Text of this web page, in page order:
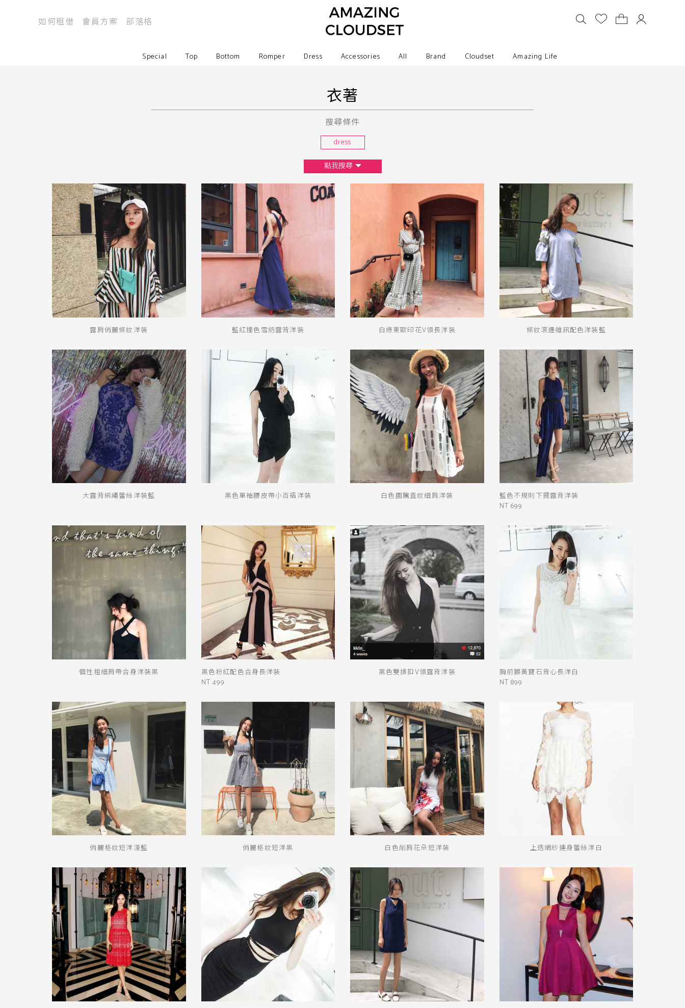
如何租借 會員方案 部落格
Special Top Bottom Romper Dress Accessories All Brand Cloudset Amazing Life
衣著
搜尋條件
dress
點我搜尋
尺寸
XS F
白 棕 紫 金
銀 黃 米 藍 灰 粉紅
標籤
平肩 寬鬆
荷葉袖
長洋裝
露背 綁帶
露肩俏麗條紋洋裝 藍紅撞色雪紡露背洋裝 白綠東歐印花V領長洋裝 條紋滾邊雜訊配色洋裝藍
大露背綁繩蕾絲洋裝藍 黑色單袖腰皮帶小百褶洋裝 白色圖騰直紋細肩洋裝
藍色不規則下擺露背洋裝
NT 699
個性粗細肩帶合身洋裝黑
黑色粉紅配色合身長洋裝
NT 499
黑色雙排扣V領露背洋裝
胸前鵝黃寶石背心長洋白
NT 899
俏麗格紋短洋淺藍 俏麗格紋短洋黑 白色削肩花朵短洋裝 上透網紗連身蕾絲洋白